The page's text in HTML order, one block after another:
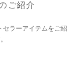
ご紹介
セラーアイテムをご紹